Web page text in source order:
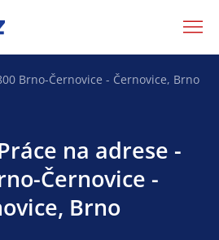
Brno-Černovice - Černovice, Brno
na adrese -
Černovice -
Brno